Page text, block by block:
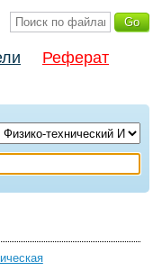
Реферат